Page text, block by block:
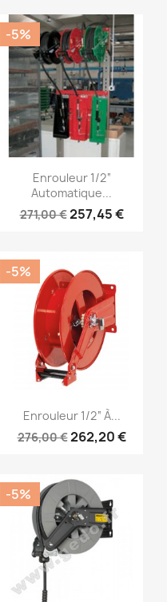
Aperçu rapide
Enrouleur 1/2“
Automatique...
271,00 €257,45 €
-5%
Aperçu rapide
Enrouleur 1/2“ À...
276,00 €262,20 €
-5%
-5%